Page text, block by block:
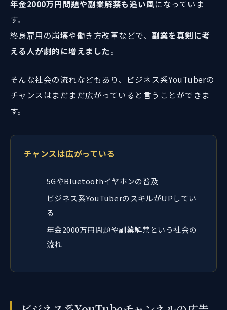
年金2000万円問題や副業解禁も追い風になっていま
す。
終身雇用の崩壊や働き方改革などで、 副業を真剣に考
える人が劇的に増えました。
そんな社会の流れなどもあり、ビジネス系YouTuberの
チャンスはまだまだ広がっていると言うことができま
す。
チャンスは広がっている
5GやBluetoothイヤホンの普及
ビジネス系YouTuberのスキルがUPしてい
る
年金2000万円問題や副業解禁という社会の
流れ